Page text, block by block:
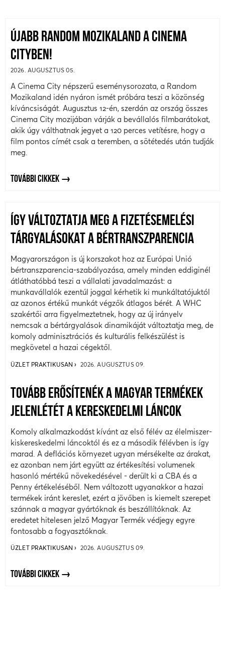
ÚJABB RANDOM MOZIKALAND A CINEMA
CITYBEN!
2026. AUGUSZTUS 05.
A Cinema City népszerű eseménysorozata, a Random
Mozikaland idén nyáron ismét próbára teszi a közönség
kíváncsiságát. Augusztus 12-én, szerdán az ország összes
Cinema City mozijában várják a bevállalós filmbarátokat,
akik úgy válthatnak jegyet a 120 perces vetítésre, hogy a
film pontos címét csak a teremben, a sötétedés után tudják
meg.
TOVÁBBI CIKKEK
ÍGY VÁLTOZTATJA MEG A FIZETÉSEMELÉSI
TÁRGYALÁSOKAT A BÉRTRANSZPARENCIA
Magyarországon is új korszakot hoz az Európai Unió
bértranszparencia-szabályozása, amely minden eddiginél
átláthatóbbá teszi a vállalati javadalmazást: a
munkavállalók ezentúl joggal kérhetik ki munkáltatójuktól
az azonos értékű munkát végzők átlagos bérét. A WHC
szakértői arra figyelmeztetnek, hogy az új irányelv
nemcsak a bértárgyalások dinamikáját változtatja meg, de
komoly adminisztrációs és kulturális felkészülést is
megkövetel a hazai cégektől.
ÜZLET PRAKTIKUSAN 2026. AUGUSZTUS 09.
TOVÁBB ERŐSÍTENÉK A MAGYAR TERMÉKEK
JELENLÉTÉT A KERESKEDELMI LÁNCOK
Komoly alkalmazkodást kívánt az első félév az élelmiszer-
kiskereskedelmi láncoktól és ez a második félévben is így
marad. A deflációs környezet ugyan mérsékelte az árakat,
ez azonban nem járt együtt az értékesítési volumenek
hasonló mértékű növekedésével - derült ki a CBA és a
Penny értékeléséből. Nem változott ugyanakkor a hazai
termékek iránt kereslet, ezért a jövőben is kiemelt szerepet
szánnak a magyar gyártóknak és beszállítóknak. Az
eredetet hitelesen jelző Magyar Termék védjegy egyre
fontosabb a fogyasztóknak.
ÜZLET PRAKTIKUSAN 2026. AUGUSZTUS 09.
TOVÁBBI CIKKEK